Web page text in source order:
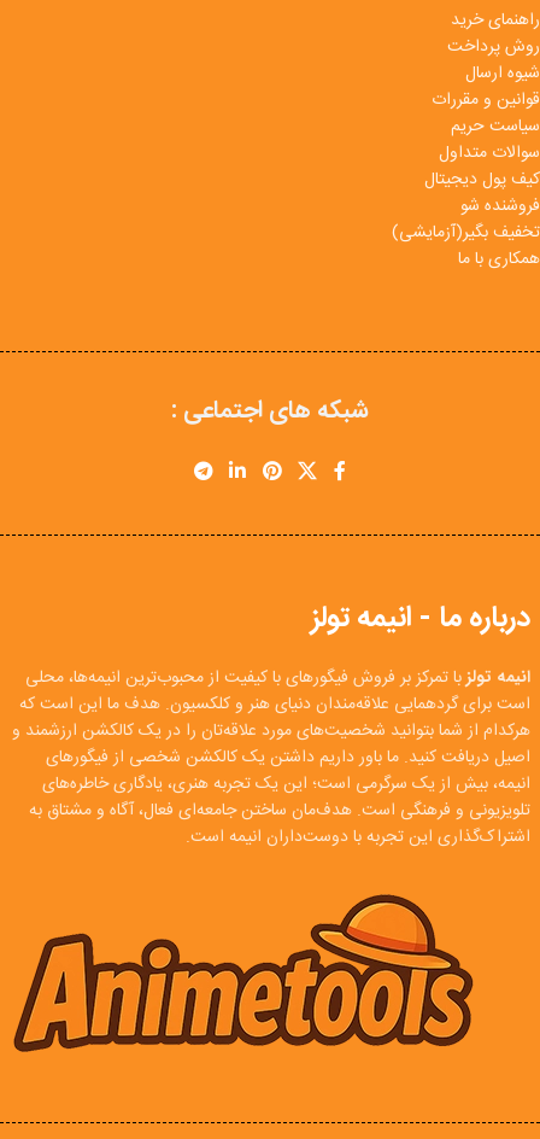
راهنمای خرید
روش پرداخت
شیوه ارسال
قوانین و مقررات
سیاست حریم
سوالات متداول
کیف پول دیجیتال
فروشنده شو
تخفیف بگیر(آزمایشی)
همکاری با ما
شبکه های اجتماعی :
درباره ما - انیمه تولز
انیمه تولزبا تمرکز بر فروش فیگورهای با کیفیت از محبوب‌ترین انیمه‌ها، محلی
است برای گردهمایی علاقه‌مندان دنیای هنر و کلکسیون. هدف ما این است که
هرکدام از شما بتوانید شخصیت‌های مورد علاقه‌تان را در یک کالکشن ارزشمند و
اصیل دریافت کنید. ما باور داریم داشتن یک کالکشن شخصی از فیگورهای
انیمه، بیش از یک سرگرمی است؛ این یک تجربه هنری، یادگاری خاطره‌های
تلویزیونی و فرهنگی است. هدف‌مان ساختن جامعه‌ای فعال، آگاه و مشتاق به
اشتراک‌گذاری این تجربه با دوست‌داران انیمه است.